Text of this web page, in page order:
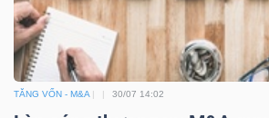
TĂNG VỐN - M&A 30/07 14:02
(-)
Đào
tạo